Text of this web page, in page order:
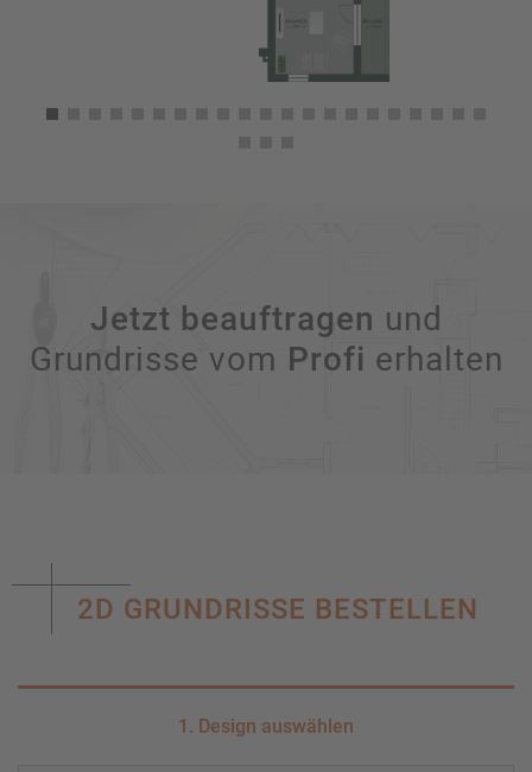
Jetzt beauftragen und
Grundrisse vom Profi erhalten
2D GRUNDRISSE BESTELLEN
1. Design auswählen